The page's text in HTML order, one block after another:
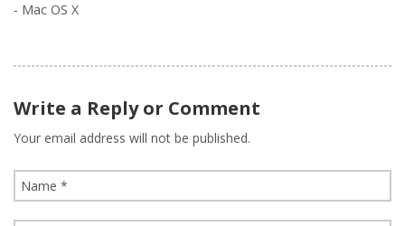
- Mac OS X
Write a Reply or Comment
Your email address will not be published.